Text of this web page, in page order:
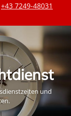
+43 7249-48031
und